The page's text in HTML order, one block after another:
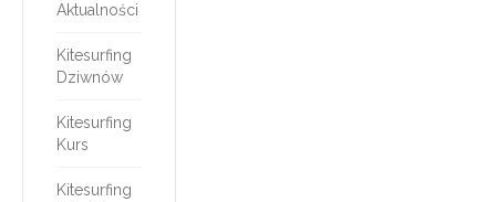
Aktualności
Kitesurfing
Dziwnów
Kitesurfing
Kurs
Kitesurfing